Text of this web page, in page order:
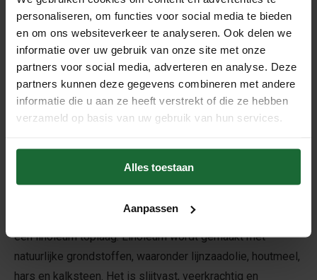
personaliseren, om functies voor social media te bieden
en om ons websiteverkeer te analyseren. Ook delen we
informatie over uw gebruik van onze site met onze
partners voor social media, adverteren en analyse. Deze
partners kunnen deze gegevens combineren met andere
informatie die u aan ze heeft verstrekt of die ze hebben
verzameld op basis van uw gebruik van hun services.
Alles toestaan
Aanpassen
natuurlijke veerkracht van kurk zorgt voor een comfortabel
loopoppervlak en helpt contact- en loopgeluiden te
dempen. Dat maakt deze vloeren zeer geschikt voor
woonkamers, slaapkamers, werkkamers en andere
ruimtes waarin comfort belangrijk is.
Dankzij moderne printtechnieken hebben onze kurk
de uitstraling van een betonvloer, terwijl de kurklaag zorgt
voor een aangenamer en rustiger gevoel in huis.
Naast kurk vindt u binnen deze collectie klikvloeren met
een linoleum toplaag. Linoleum wordt gemaakt met
natuurlijke grondstoffen, waaronder lijnzaadolie, houtmeel,
hars en kalksteen. Het is slijtvast, veerkrachtig en